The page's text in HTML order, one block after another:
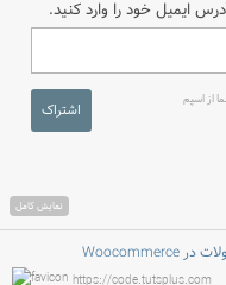
ایمیل خود را وارد کنید.
از اسپم
اشتراک
نمایش کامل
https://code.tutsplus.com